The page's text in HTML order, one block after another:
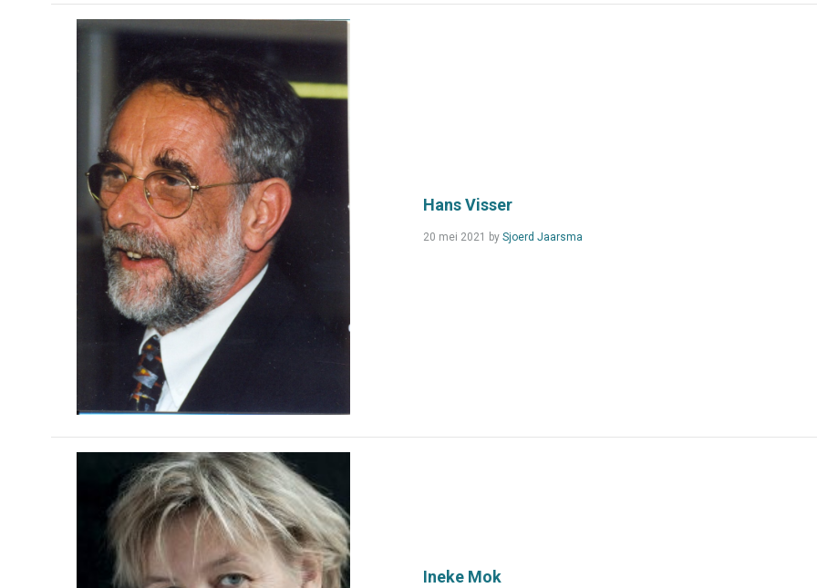
Hans Visser
20 mei 2021 by Sjoerd JaarsmaRead
Ineke Mok